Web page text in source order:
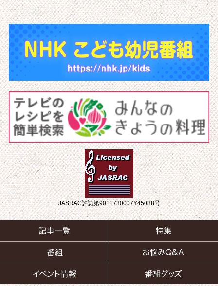
JASRAC許諾第9011730007Y45038号